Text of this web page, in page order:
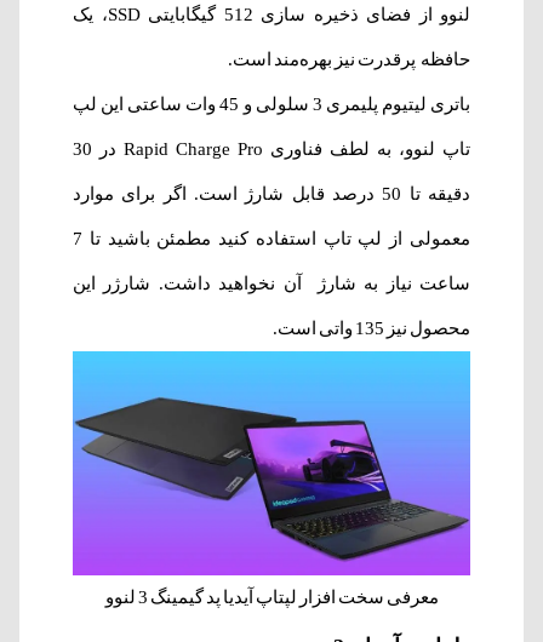
لنوو از فضای ذخیره سازی 512 گیگابایتی SSD، یک
حافظه پرقدرت نیز بهره‌مند است.
باتری لیتیوم پلیمری 3 سلولی و 45 وات ساعتی این لپ
تاپ لنوو، به لطف فناوری Rapid Charge Pro در 30
دقیقه تا 50 درصد قابل شارژ است. اگر برای موارد
معمولی از لپ تاپ استفاده کنید مطمئن باشید تا 7
ساعت نیاز به شارژ آن نخواهید داشت. شارژر این
محصول نیز 135 واتی است.
معرفی سخت افزار لپتاپ آیدیا پد گیمینگ 3 لنوو